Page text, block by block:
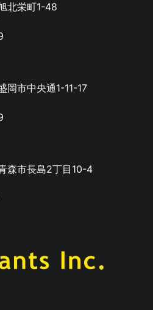
北栄町1-48
岡市中央通1-11-17
森市長島2丁目10-4